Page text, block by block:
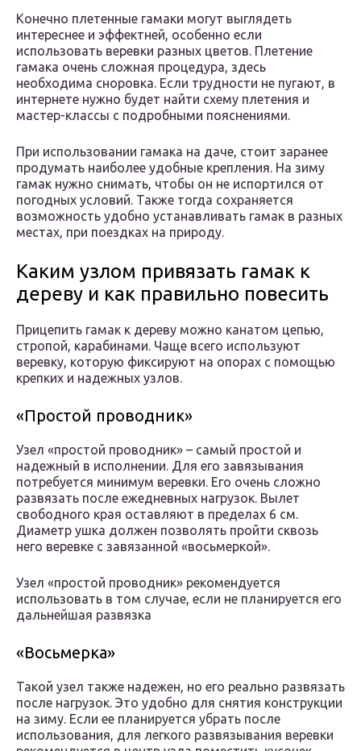
Конечно плетенные гамаки могут выглядеть
интереснее и эффектней, особенно если
использовать веревки разных цветов. Плетение
гамака очень сложная процедура, здесь
необходима сноровка. Если трудности не пугают, в
интернете нужно будет найти схему плетения и
мастер-классы с подробными пояснениями.
При использовании гамака на даче, стоит заранее
продумать наиболее удобные крепления. На зиму
гамак нужно снимать, чтобы он не испортился от
погодных условий. Также тогда сохраняется
возможность удобно устанавливать гамак в разных
местах, при поездках на природу.
Каким узлом привязать гамак к
дереву и как правильно повесить
Прицепить гамак к дереву можно канатом цепью,
стропой, карабинами. Чаще всего используют
веревку, которую фиксируют на опорах с помощью
крепких и надежных узлов.
«Простой проводник»
Узел «простой проводник» – самый простой и
надежный в исполнении. Для его завязывания
потребуется минимум веревки. Его очень сложно
развязать после ежедневных нагрузок. Вылет
свободного края оставляют в пределах 6 см.
Диаметр ушка должен позволять пройти сквозь
него веревке с завязанной «восьмеркой».
Узел «простой проводник» рекомендуется
использовать в том случае, если не планируется его
дальнейшая развязка
«Восьмерка»
Такой узел также надежен, но его реально развязать
после нагрузок. Это удобно для снятия конструкции
на зиму. Если ее планируется убрать после
использования, для легкого развязывания веревки